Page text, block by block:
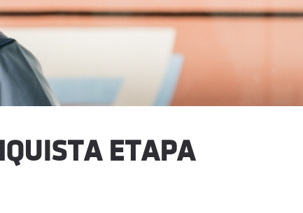
ETAPA